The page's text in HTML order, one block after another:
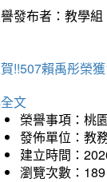
發布者：教學組
!!507賴禹彤榮
文
榮譽事項：桃
發佈單位：教
建立時間：
瀏覽次數：189